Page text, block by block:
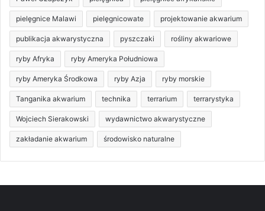
pielęgnice Malawi pielęgnicowate projektowanie akwarium
publikacja akwarystyczna pyszczaki rośliny akwariowe
ryby Afryka ryby Ameryka Południowa
ryby Ameryka Środkowa ryby Azja ryby morskie
Tanganika akwarium technika terrarium terrarystyka
Wojciech Sierakowski wydawnictwo akwarystyczne
zakładanie akwarium środowisko naturalne